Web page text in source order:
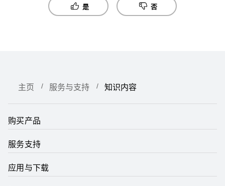
是 否
主页 服务与支持 知识内容
购买产品
服务支持
应用与下载